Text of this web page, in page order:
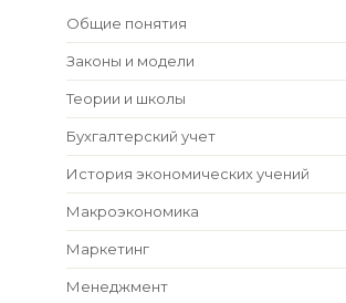
Общие понятия
Законы и модели
Теории и школы
Бухгалтерский учет
История экономических учений
Макроэкономика
Маркетинг
Менеджмент